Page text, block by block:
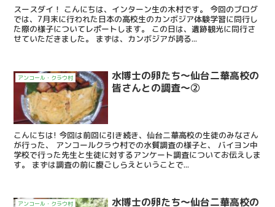
スースダイ！ こんにちは、インターン生の木村です。 今回のブログ
では、7月末に行われた日本の高校生のカンボジア体験学習に同行し
た際の様子についてレポートします。 この日は、遺跡観光に同行さ
せていただきました。 まずは、カンボジアが誇る...
アンコール・クラウ村
水博士の卵たち～仙台二華高校の
皆さんとの調査～②
こんにちは! 今回は前回に引き続き、仙台二華高校の生徒のみなさん
が行った、 アンコールクラウ村での水質調査の様子と、 バイヨン中
学校で行った先生と生徒に対するアンケート調査についてお伝えしま
す。 まずは調査の前に腹ごしらえということで...
アンコール・クラウ村
水博士の卵たち～仙台二華高校の